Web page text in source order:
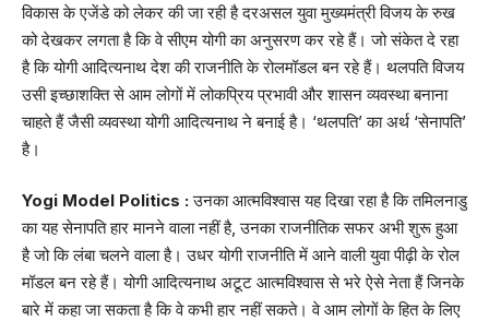
विकास के एजेंडे को लेकर की जा रही है दरअसल युवा मुख्यमंत्री विजय के रुख
को देखकर लगता है कि वे सीएम योगी का अनुसरण कर रहे हैं। जो संकेत दे रहा
है कि योगी आदित्यनाथ देश की राजनीति के रोलमॉडल बन रहे हैं। थलपति विजय
उसी इच्छाशक्ति से आम लोगों में लोकप्रिय प्रभावी और शासन व्यवस्था बनाना
चाहते हैं जैसी व्यवस्था योगी आदित्यनाथ ने बनाई है। ‘थलपति’ का अर्थ ‘सेनापति’
है।
Yogi Model Politics :उनका आत्मविश्वास यह दिखा रहा है कि तमिलनाडु
का यह सेनापति हार मानने वाला नहीं है, उनका राजनीतिक सफर अभी शुरू हुआ
है जो कि लंबा चलने वाला है। उधर योगी राजनीति में आने वाली युवा पीढ़ी के रोल
मॉडल बन रहे हैं। योगी आदित्यनाथ अटूट आत्मविश्वास से भरे ऐसे नेता हैं जिनके
बारे में कहा जा सकता है कि वे कभी हार नहीं सकते। वे आम लोगों के हित के लिए